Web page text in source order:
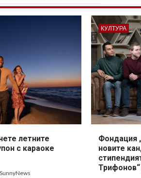
летните
с караоке
SunnyNews
КУЛТУРА
Фондация
новите